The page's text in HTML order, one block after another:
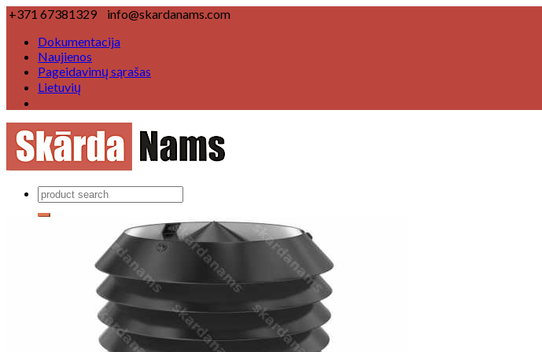
+371 67381329
info@skardanams.com
Dokumentacija
Naujienos
Pageidavimų sąrašas
Lietuvių
Lietaus nuvedimo sistemas
Lietaus nuvedimo sistema Ø 125/100 mm
Lietaus nuvedimo sistema Ø 150/120 mm
Lietaus nuvedimo sistema ▢
Stogų komponentai
Vėjalentė
Karnizas
Kraigo elementas